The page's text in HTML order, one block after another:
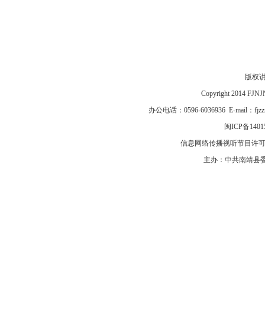
版权
Copyright 2014
办公电话：0596-6036936 E-mail：
闽ICP备
信息网络传播视听节目许
主办：中共南靖县